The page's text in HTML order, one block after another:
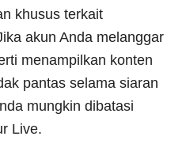
khusus terkait
akun Anda melanggar
menampilkan konten
pantas selama siaran
mungkin dibatasi
Live.